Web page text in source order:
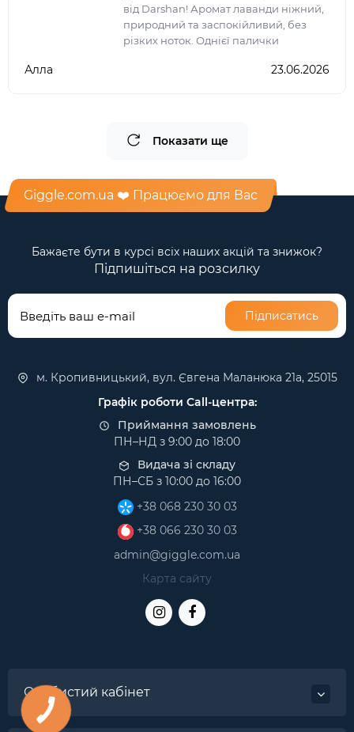
від Darshan! Аромат лаванди ніжний,
природний та заспокійливий, без
різких ноток. Однієї палички
атмосферою затишку, гармонії та
Алла 23.06.2026
Показати ще
Giggle.com.ua ❤️ Працюємо для Вас
Бажаєте бути в курсі всіх наших акцій та знижок?
Підпишіться на розсилку
Підписатись
м. Кропивницький, вул. Євгена Маланюка 21а, 25015
Графік роботи Call-центра:
Приймання замовлень
ПН–НД з 9:00 до 18:00
Видача зі складу
ПН–СБ з 10:00 до 16:00
+38 068 230 30 03
+38 066 230 30 03
admin@giggle.com.ua
Карта сайту
Особистий кабінет